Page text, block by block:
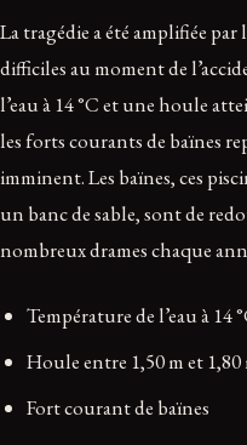
La tragédie a été amplifiée
difficiles au moment de
l’eau à 14 °C et une houle
les forts courants de baïnes
imminent. Les baïnes, ces
un banc de sable, sont de
nombreux drames chaque
Température de l’eau à 14
Houle entre 1,50 m et 1,80
Fort courant de baïnes